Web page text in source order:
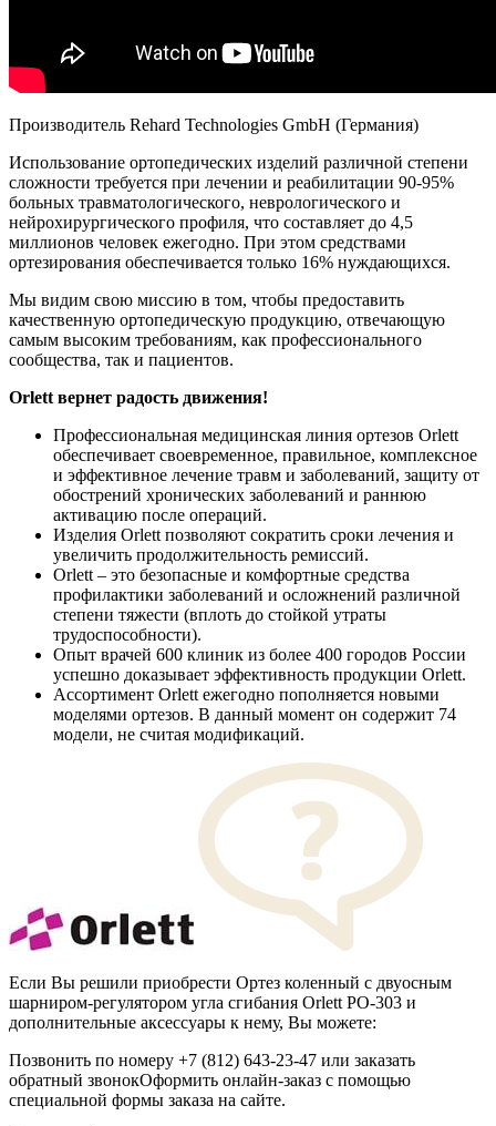
Производитель Rehard Technologies GmbH (Германия)
Использование ортопедических изделий различной степени
сложности требуется при лечении и реабилитации 90-95%
больных травматологического, неврологического и
нейрохирургического профиля, что составляет до 4,5
миллионов человек ежегодно. При этом средствами
ортезирования обеспечивается только 16% нуждающихся.
Мы видим свою миссию в том, чтобы предоставить
качественную ортопедическую продукцию, отвечающую
самым высоким требованиям, как профессионального
сообщества, так и пациентов.
Orlett вернет радость движения!
Профессиональная медицинская линия ортезов Orlett
обеспечивает своевременное, правильное, комплексное
и эффективное лечение травм и заболеваний, защиту от
обострений хронических заболеваний и раннюю
активацию после операций.
Изделия Orlett позволяют сократить сроки лечения и
увеличить продолжительность ремиссий.
Orlett – это безопасные и комфортные средства
профилактики заболеваний и осложнений различной
степени тяжести (вплоть до стойкой утраты
трудоспособности).
Опыт врачей 600 клиник из более 400 городов России
успешно доказывает эффективность продукции Orlett.
Ассортимент Orlett ежегодно пополняется новыми
моделями ортезов. В данный момент он содержит 74
модели, не считая модификаций.
Если Вы решили приобрести Ортез коленный с двуосным
шарниром-регулятором угла сгибания Orlett PO-303 и
дополнительные аксессуары к нему, Вы можете:
Позвонить по номеру +7 (812) 643-23-47 или заказать
обратный звонокОформить онлайн-заказ с помощью
специальной формы заказа на сайте.